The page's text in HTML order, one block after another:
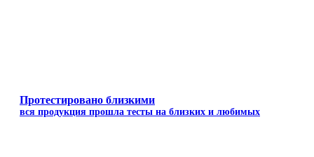
Протестировано близкими
вся продукция прошла тесты на близких и любимых